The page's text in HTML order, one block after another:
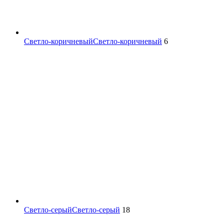
Светло-коричневыйСветло-коричневый 6
Светло-серыйСветло-серый 18